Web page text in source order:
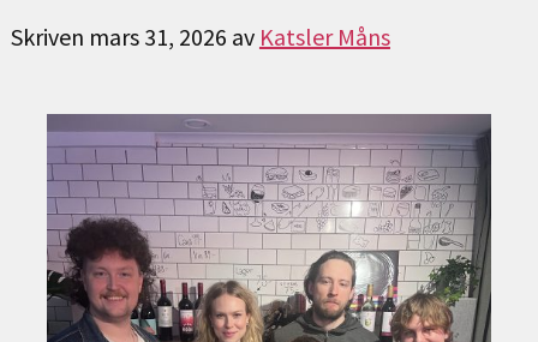
Skriven mars 31, 2026 av Katsler Måns